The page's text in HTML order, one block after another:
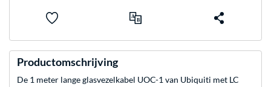
Productomschrijving
De 1 meter lange glasvezelkabel UOC-1 van Ubiquiti met LC